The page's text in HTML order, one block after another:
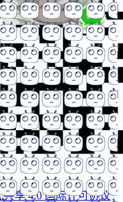
享 4.0 国际许可协议